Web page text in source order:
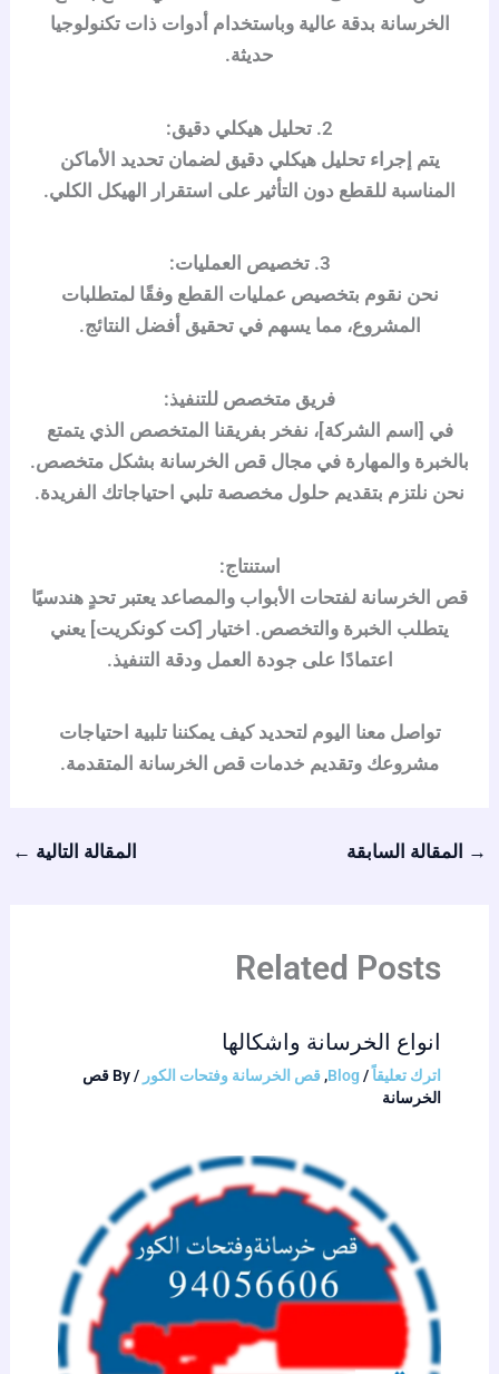
الخرسانة بدقة عالية وباستخدام أدوات ذات تكنولوجيا
حديثة.
2. تحليل هيكلي دقيق:
يتم إجراء تحليل هيكلي دقيق لضمان تحديد الأماكن
المناسبة للقطع دون التأثير على استقرار الهيكل الكلي.
3. تخصيص العمليات:
نحن نقوم بتخصيص عمليات القطع وفقًا لمتطلبات
المشروع، مما يسهم في تحقيق أفضل النتائج.
فريق متخصص للتنفيذ:
في [اسم الشركة]، نفخر بفريقنا المتخصص الذي يتمتع
بالخبرة والمهارة في مجال قص الخرسانة بشكل متخصص.
نحن نلتزم بتقديم حلول مخصصة تلبي احتياجاتك الفريدة.
استنتاج:
قص الخرسانة لفتحات الأبواب والمصاعد يعتبر تحدٍ هندسيًا
يتطلب الخبرة والتخصص. اختيار [كت كونكريت] يعني
اعتمادًا على جودة العمل ودقة التنفيذ.
تواصل معنا اليوم لتحديد كيف يمكننا تلبية احتياجات
مشروعك وتقديم خدمات قص الخرسانة المتقدمة.
→ المقالة السابقة المقالة التالية ←
Related Posts
انواع الخرسانة واشكالها
اترك تعليقاً /
Blog
, قص الخرسانة وفتحات الكور / By
قص
الخرسانة